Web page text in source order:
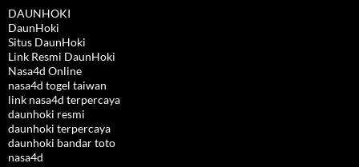
DAUNHOKI
DaunHoki
Situs DaunHoki
Link Resmi DaunHoki
Nasa4d Online
nasa4d togel taiwan
link nasa4d terpercaya
daunhoki resmi
daunhoki terpercaya
daunhoki bandar toto
nasa4d